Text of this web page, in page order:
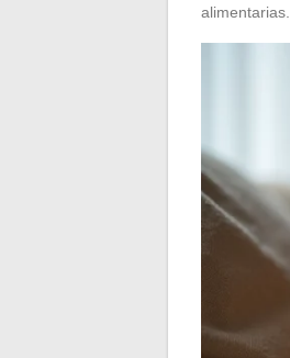
alimentarias.